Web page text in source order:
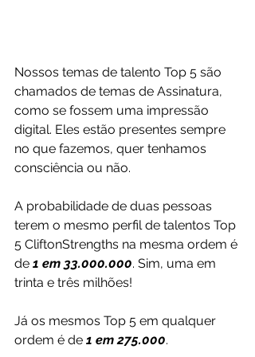
Nossos temas de talento Top 5 são
chamados de temas de Assinatura,
como se fossem uma impressão
digital. Eles estão presentes sempre
no que fazemos, quer tenhamos
consciência ou não.
A probabilidade de duas pessoas
terem o mesmo perfil de talentos Top
5 CliftonStrengths na mesma ordem é
de 1 em 33.000.000. Sim, uma em
trinta e três milhões!
Já os mesmos Top 5 em qualquer
ordem é de 1 em 275.000.